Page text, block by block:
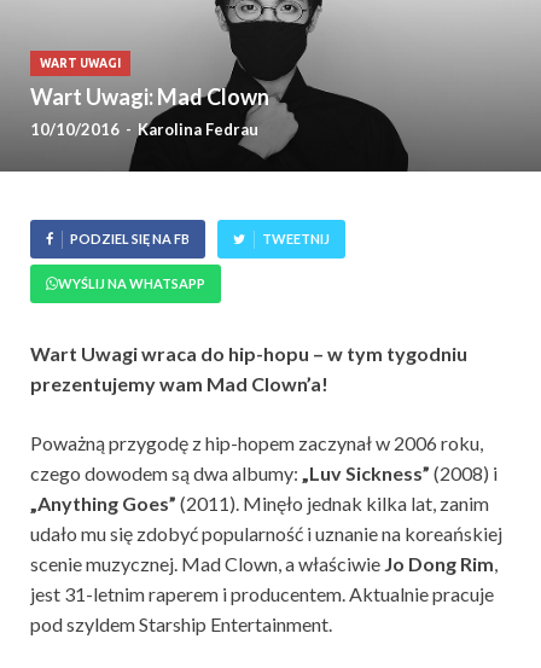
WART UWAGI
Wart Uwagi: Mad Clown
10/10/2016 - Karolina Fedrau
PODZIEL SIĘ NA FB TWEETNIJ
WYŚLIJ NA WHATSAPP
Wart Uwagi wraca do hip-hopu – w tym tygodniu
prezentujemy wam Mad Clown’a!
Poważną przygodę z hip-hopem zaczynał w 2006 roku,
czego dowodem są dwa albumy: „Luv Sickness” (2008) i
„Anything Goes” (2011). Minęło jednak kilka lat, zanim
udało mu się zdobyć popularność i uznanie na koreańskiej
scenie muzycznej. Mad Clown, a właściwie Jo Dong Rim,
jest 31-letnim raperem i producentem. Aktualnie pracuje
pod szyldem Starship Entertainment.